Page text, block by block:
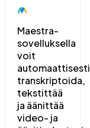
Maestra-
sovelluksella
voit
automaattisesti
transkriptoida,
tekstittää
ja äänittää
video- ja